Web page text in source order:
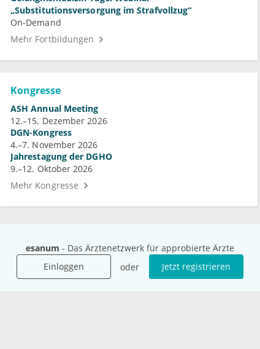
esanum - Das Ärztenetzwerk für approbierte Ärzte
Einloggen
oder Jetzt registrieren
„Substitutionsversorgung im Strafvollzug“
On-Demand
Mehr Fortbildungen
Kongresse
ASH Annual Meeting
12.–15. Dezember 2026
DGN-Kongress
4.–7. November 2026
Jahrestagung der DGHO
9.–12. Oktober 2026
Mehr Kongresse
Unternehmen
Das sind wir
Ressourcen
Ihre Fragen